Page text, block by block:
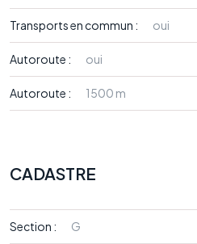
Transports en commun : oui
Autoroute : oui
Autoroute : 1500 m
CADASTRE
Section : G